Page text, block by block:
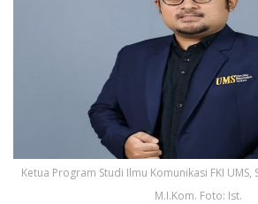
Ketua Program Studi Ilmu Komunikasi FKI UMS,
M.I.Kom. Foto: Ist.